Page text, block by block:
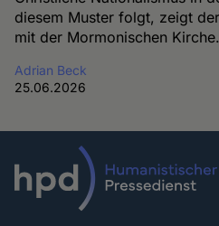
diesem Muster folgt, zeigt
mit der Mormonischen Kirche.
Adrian Beck
25.06.2026